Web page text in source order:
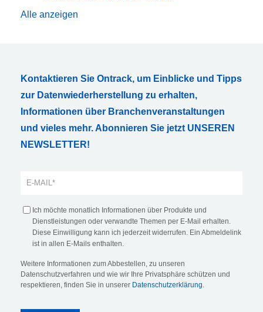
Alle anzeigen
Kontaktieren Sie Ontrack, um Einblicke und Tipps
zur Datenwiederherstellung zu erhalten,
Informationen über Branchenveranstaltungen
und vieles mehr. Abonnieren Sie jetzt UNSEREN
NEWSLETTER!
Ich möchte monatlich Informationen über Produkte und
Dienstleistungen oder verwandte Themen per E-Mail erhalten.
Diese Einwilligung kann ich jederzeit widerrufen. Ein Abmeldelink
ist in allen E-Mails enthalten.
Weitere Informationen zum Abbestellen, zu unseren
Datenschutzverfahren und wie wir Ihre Privatsphäre schützen und
respektieren, finden Sie in unserer Datenschutzerklärung